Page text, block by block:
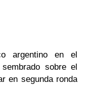
argentino en el
sobre el
en segunda ronda